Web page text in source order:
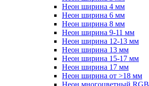
Неон ширина 4 мм
Неон ширина 6 мм
Неон ширина 8 мм
Неон ширина 9-11 мм
Неон ширина 12-13 мм
Неон ширина 13 мм
Неон ширина 15-17 мм
Неон ширина 17 мм
Неон ширина от >18 мм
Неон многоцветный RGB